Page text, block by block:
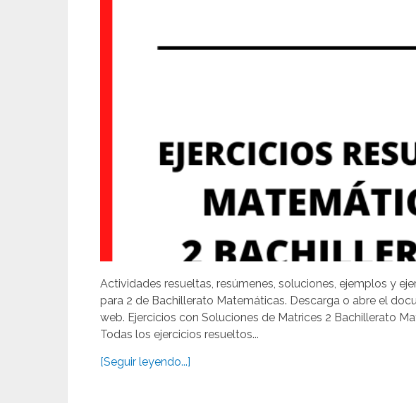
Actividades resueltas, resúmenes, soluciones, ejemplos y
para 2 de Bachillerato Matemáticas. Descarga o abre el
web. Ejercicios con Soluciones de Matrices 2 Bachillerato
Todas los ejercicios resueltos...
[Seguir leyendo...]